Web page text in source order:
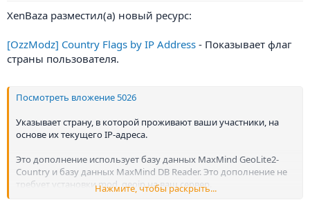
XenBaza разместил(а) новый ресурс:
[OzzModz] Country Flags by IP Address - Показывает флаг
страны пользователя.
Посмотреть вложение 5026
Указывает страну, в которой проживают ваши участники, на
основе их текущего IP-адреса.
Это дополнение использует базу данных MaxMind GeoLite2-
Country и базу данных MaxMind DB Reader. Это дополнение не
требует установки mod_geoip на ваш сервер.
Нажмите, чтобы раскрыть...